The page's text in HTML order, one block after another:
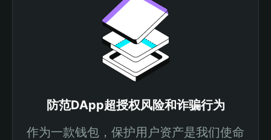
防范DApp超授权风险和诈骗行为
作为一款钱包，保护用户资产是我们使命